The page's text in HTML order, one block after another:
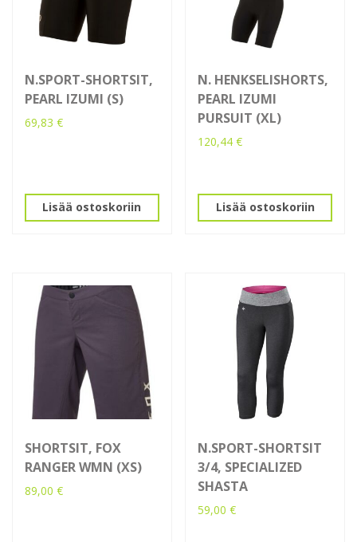
N.SPORT-SHORTSIT,
PEARL IZUMI (S)
69,83 €
Lisää ostoskoriin
N. HENKSELISHORTS,
PEARL IZUMI
PURSUIT (XL)
120,44€
Lisää ostoskoriin
SHORTSIT, FOX
RANGER WMN (XS)
89,00 €
N.SPORT-SHORTSIT
3/4, SPECIALIZED
SHASTA
59,00€